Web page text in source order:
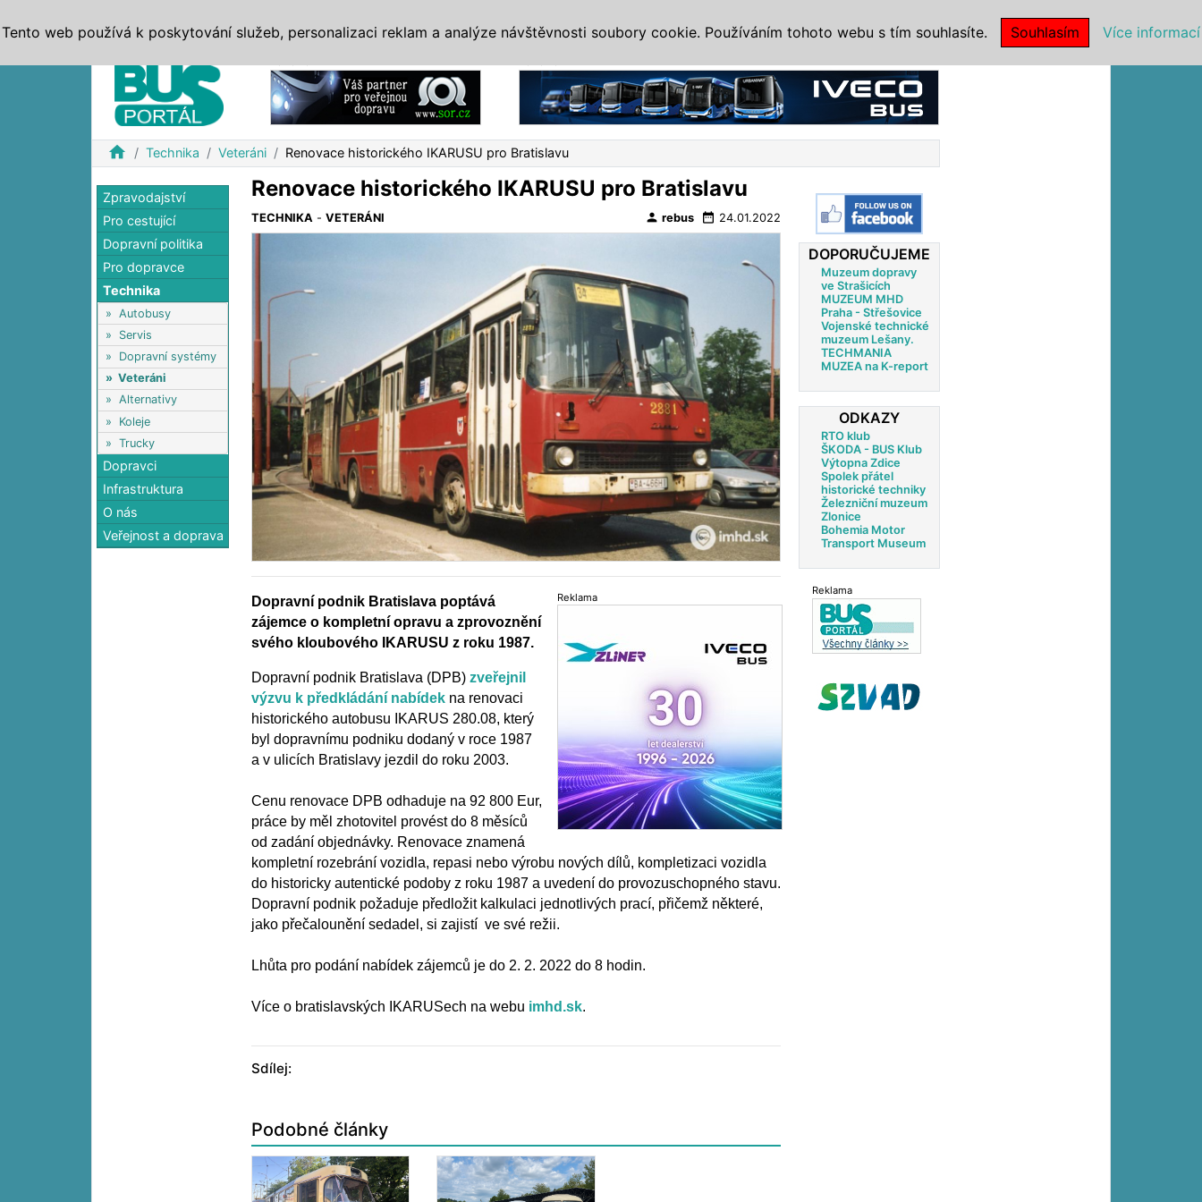
home Technika Veteráni Renovace historického IKARUSU pro Bratislavu
Zpravodajství
Pro cestující
Dopravní politika
Pro dopravce
Technika
» Autobusy
» Servis
» Dopravní systémy
» Veteráni
» Alternativy
» Koleje
» Trucky
Dopravci
Infrastruktura
O nás
Veřejnost a doprava
Renovace historického IKARUSU pro Bratislavu
TECHNIKA -VETERÁNI person rebus date_range 24.01.2022
Reklama
Dopravní podnik Bratislava poptává
zájemce o kompletní opravu a zprovoznění
svého kloubového IKARUSU z roku 1987.
Dopravní podnik Bratislava (DPB)zveřejnil
výzvu k předkládání nabídek na renovaci
historického autobusu IKARUS 280.08, který
byl dopravnímu podniku dodaný v roce 1987
a v ulicích Bratislavy jezdil do roku 2003.
Cenu renovace DPB odhaduje na 92 ​​800 Eur,
práce by měl zhotovitel provést do 8 měsíců
od zadání objednávky. Renovace znamená
kompletní rozebrání vozidla, repasi nebo výrobu nových dílů, kompletizaci vozidla
do historicky autentické podoby z roku 1987 a uvedení do provozuschopného stavu.
Dopravní podnik požaduje předložit kalkulaci jednotlivých prací, přičemž některé,
jako přečalounění sedadel, si zajistí ve své režii.
Lhůta pro podání nabídek zájemců je do 2. 2. 2022 do 8 hodin.
Více o bratislavských IKARUSech na webu imhd.sk.
Sdílej:
Podobné články
DOPORUČUJEME
Muzeum dopravy
ve Strašicích
MUZEUM MHD
Praha - Střešovice
Vojenské technické
muzeum Lešany.
TECHMANIA
MUZEA na K-report
ODKAZY
RTO klub
ŠKODA - BUS Klub
Výtopna Zdice
Spolek přátel
historické techniky
Železniční muzeum
Zlonice
Bohemia Motor
Transport Museum
Reklama
Tento web používá k poskytování služeb, personalizaci reklam a analýze návštěvnosti soubory cookie. Používáním tohoto webu s tím souhlasíte. Souhlasím Více informací